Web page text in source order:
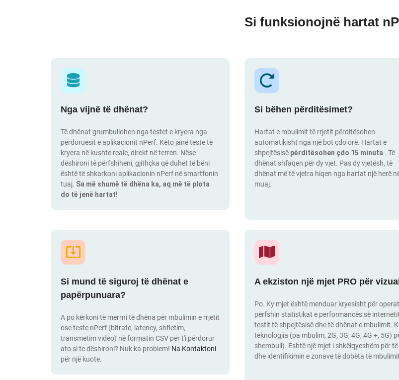
Si funksionojnë hartat
Nga vijnë të dhënat?
Të dhënat grumbullohen nga testet e kryera nga
përdoruesit e aplikacionit nPerf. Këto janë teste të
kryera në kushte reale, direkt në terren. Nëse
dëshironi të përfshiheni, gjithçka që duhet të bëni
është të shkarkoni aplikacionin nPerf në smartfonin
tuaj. Sa më shumë të dhëna ka, aq më të plota
do të jenë hartat!
Si bëhen përditësimet?
Hartat e mbulimit të rrjetit përditësohen
automatikisht nga një bot çdo orë. Hartat e
shpejtësisë përditësohen çdo 15 minuta . Të
dhënat shfaqen për dy vjet. Pas dy vjetësh, të
dhënat më të vjetra hiqen nga hartat një herë
muaj.
Si mund të siguroj të dhënat e
papërpunuara?
A po kërkoni të merrni të dhëna për mbulimin e rrjetit
ose teste nPerf (bitrate, latency, shfletim,
transmetim video) në formatin CSV për t'i përdorur
ato si te dëshironi? Nuk ka problem! Na Kontaktoni
për një kuote.
A ekziston një mjet PRO për
Po. Ky mjet është menduar kryesisht për
përfshin statistikat e performancës së
testit të shpejtësisë dhe të dhënat e mbulimit.
teknologjia (pa mbulim, 2G, 3G, 4G, 4G +, 5G)
shembull). Eshtë një mjet i shkëlqyeshëm për
dhe identifikimin e zonave të dobëta të